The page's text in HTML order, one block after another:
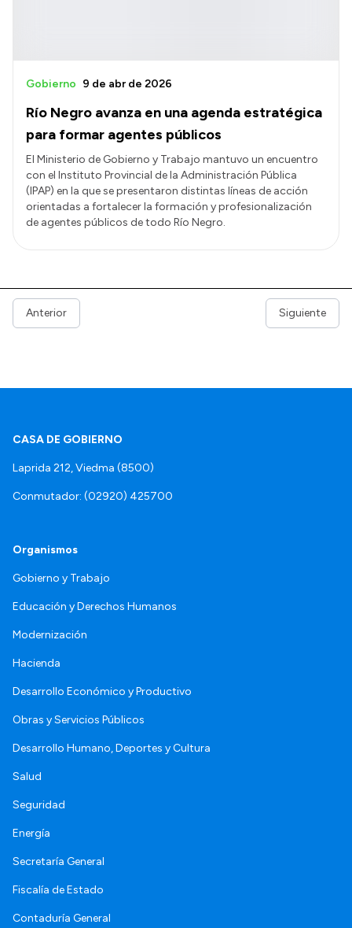
Río Negro avanza en una agenda estratégica
para formar agentes públicos
Gobierno 9 de abr de 2026
El Ministerio de Gobierno y Trabajo mantuvo un encuentro
con el Instituto Provincial de la Administración Pública
(IPAP) en la que se presentaron distintas líneas de acción
orientadas a fortalecer la formación y profesionalización
de agentes públicos de todo Río Negro.
Anterior Siguiente
CASA DE GOBIERNO
Laprida 212, Viedma (8500)
Conmutador: (02920) 425700
Organismos
Gobierno y Trabajo
Educación y Derechos Humanos
Modernización
Hacienda
Desarrollo Económico y Productivo
Obras y Servicios Públicos
Desarrollo Humano, Deportes y Cultura
Salud
Seguridad
Energía
Secretaría General
Fiscalía de Estado
Contaduría General